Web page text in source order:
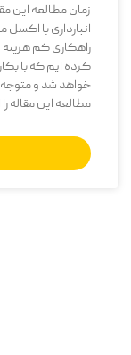
زمان مطالعه این
انبارداری با
راهکاری کم هزینه
کرده ایم که با
خواهد شد و
مطالعه این مقاله